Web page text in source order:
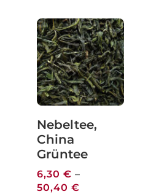
Nebeltee,
China
Grüntee
6,30 € –
50,40 €